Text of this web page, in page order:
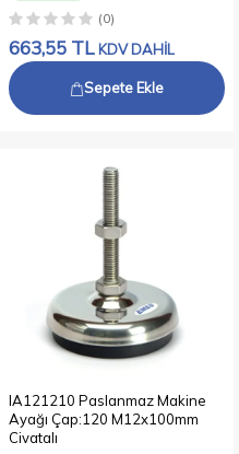
(0)
663,55 TL KDV DAHİL
Sepete Ekle
IA121210 Paslanmaz Makine
Ayağı Çap:120 M12x100mm
Civatalı